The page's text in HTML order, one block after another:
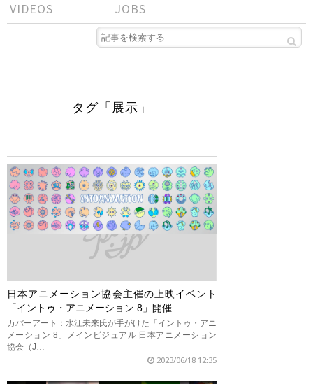
VIDEOS
JOBS
タグ「展示」
日本アニメーション協会主催の上映イベント
「イントゥ・アニメーション 8」開催
カバーアート：水江未来氏が手がけた「イントゥ・アニ
メーション 8」メインビジュアル 日本アニメーション
協会（J…
2023/06/18 12:35